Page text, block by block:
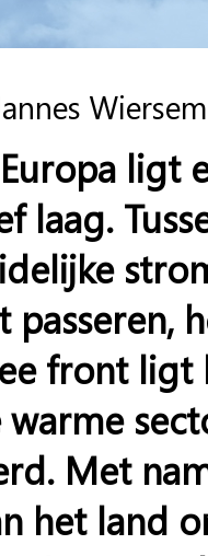
ligt
laag.
front ligt
Met
het land